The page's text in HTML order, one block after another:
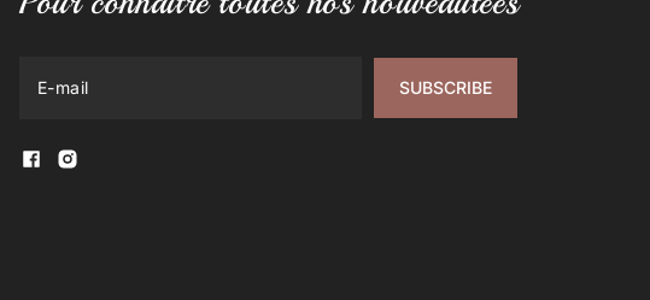
SUBSCRIBE
FacebookInstagram